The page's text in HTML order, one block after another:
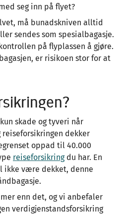
seg inn på flyet?
må bunadskniven alltid
sendes som spesialbagasje.
på flyplassen å gjøre.
er risikoen stor for at
skade og tyveri når
dekker
oppad til 40.000
reiseforsikringdu har. En
ikke være dekket, denne
enn det, og vi anbefaler
verdigjenstandsforsikring